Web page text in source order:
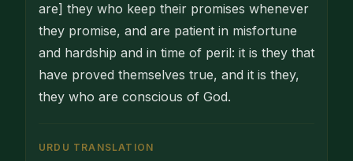
are] they who keep their promises whenever
they promise, and are patient in misfortune
and hardship and in time of peril: it is they that
have proved themselves true, and it is they,
they who are conscious of God.
URDU TRANSLATION